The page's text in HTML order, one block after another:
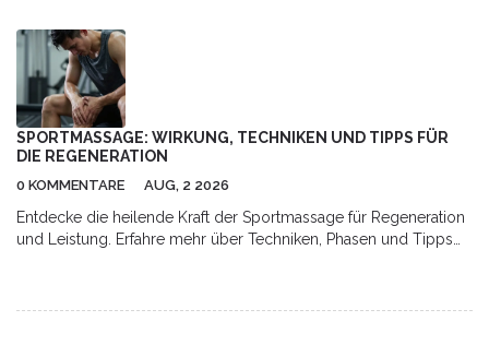
SPORTMASSAGE: WIRKUNG, TECHNIKEN UND TIPPS FÜR
DIE REGENERATION
0 KOMMENTARE AUG, 2 2026
Entdecke die heilende Kraft der Sportmassage für Regeneration
und Leistung. Erfahre mehr über Techniken, Phasen und Tipps